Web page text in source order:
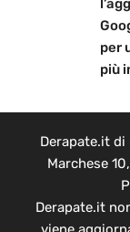
per
più
Derapate.it di
Marchese
Derapate.it